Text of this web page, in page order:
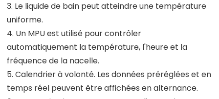
3. Le liquide de bain peut atteindre une température
uniforme.
4. Un MPU est utilisé pour contrôler
automatiquement la température, l'heure et la
fréquence de la nacelle.
5. Calendrier à volonté. Les données préréglées et en
temps réel peuvent être affichées en alternance.